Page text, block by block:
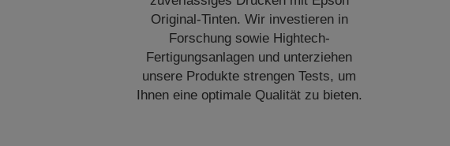
Original-Tinten. Wir investieren in
Forschung sowie Hightech-
Fertigungsanlagen und unterziehen
unsere Produkte strengen Tests, um
Ihnen eine optimale Qualität zu bieten.